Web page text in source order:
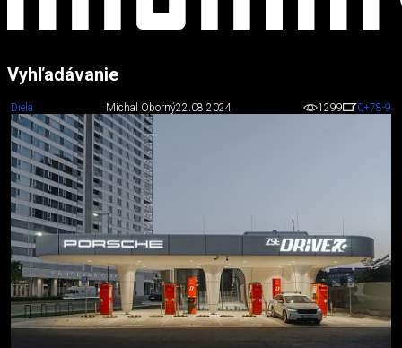
Vyhľadávanie
Diela Michal Oborný22.08.2024 1299 0+78-9